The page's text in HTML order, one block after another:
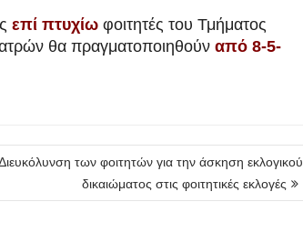
επί πτυχίω φοιτητές του Τμήματος
θα πραγματοποιηθούν από 8-5-
των φοιτητών για την άσκηση εκλογικού
δικαιώματος στις φοιτητικές εκλογές